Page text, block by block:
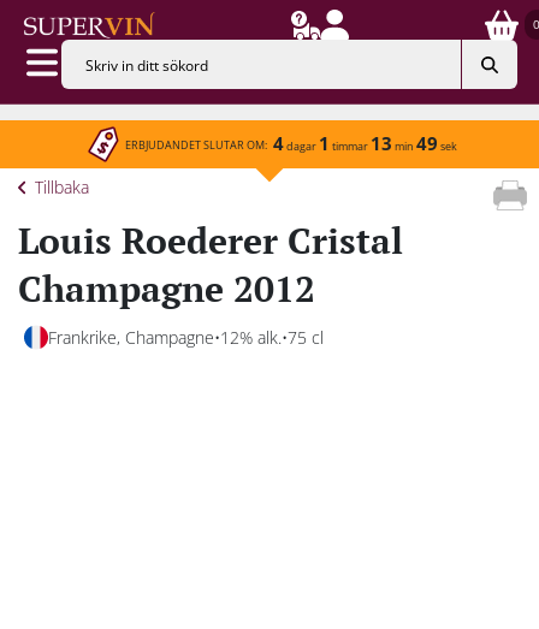
0
ERBJUDANDET SLUTAR OM: 4dagar 1 timmar 13 min 49 sek
Tillbaka
Louis Roederer Cristal
Champagne 2012
Frankrike, Champagne 12% alk. 75 cl